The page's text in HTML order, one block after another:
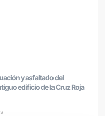
y asfaltado del
edificio de la Cruz Roja